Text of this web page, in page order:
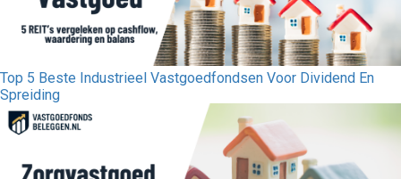
Top 5 Beste Industrieel Vastgoedfondsen Voor Dividend En
Spreiding